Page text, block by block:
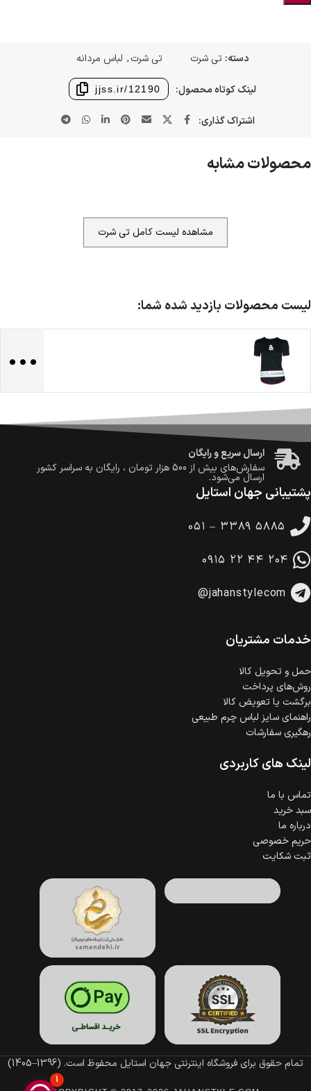
دسته: تی شرت تی شرت, لباس مردانه
لینک کوتاه محصول: jjss.ir/12190
اشتراک گذاری:
محصولات مشابه
مشاهده لیست کامل تی شرت
لیست محصولات بازدید شده شما:
...
ضمانت اصالت کالا
گارانتی معتبر برای تمامی محصولات ارائه می‌شود.
ارسال سریع و رایگان
سفارش‌های بیش از 500 هزار تومان ، رایگان به سراسر کشور
ارسال می‌شود.
ضمانت بازگشت کالا
در هنگام خرید محصول، امکان انتخاب پرداخت در محل
وجود دارد.
خرید اقساطی با شرایط آسان و بدون ضامن امکان‌پذیر
است.
گارانتی معتبر برای تمامی محصولات ارائه می‌شود.
پشتیبانی جهان استایل
۰۵۱ – ۳۳۸۹ ۵۸۸۵
۰۹۱۵ ۲۲ ۴۴ ۲۰۴
@jahanstylecom
خدمات مشتریان
حمل‌ و تحویل کالا
روش‌های پرداخت
برگشت یا تعویض کالا
راهنمای سایز لباس چرم طبیعی
رهگیری سفارشات
لینک های کاربردی
تماس با ما
سبد خرید
درباره ما
حریم خصوصی
ثبت شکایت
تمام حقوق برای فروشگاه اینترنتی جهان استایل محفوظ است. (1396–1405)
1